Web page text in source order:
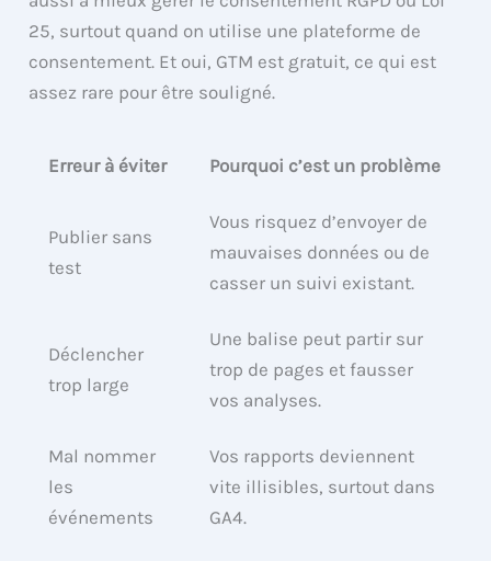
25, surtout quand on utilise une plateforme de
consentement. Et oui, GTM est gratuit, ce qui est
assez rare pour être souligné.
Erreur à éviter Pourquoi c’est un problème
Publier sans
test
Vous risquez d’envoyer de
mauvaises données ou de
casser un suivi existant.
Déclencher
trop large
Une balise peut partir sur
trop de pages et fausser
vos analyses.
Mal nommer
les
événements
Vos rapports deviennent
vite illisibles, surtout dans
GA4.